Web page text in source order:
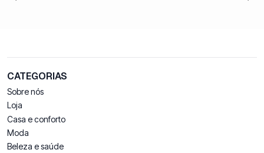
CATEGORIAS
Sobre nós
Loja
Casa e conforto
Moda
Beleza e saúde